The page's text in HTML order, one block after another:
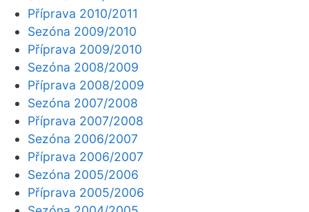
Příprava 2010/2011
Sezóna 2009/2010
Příprava 2009/2010
Sezóna 2008/2009
Příprava 2008/2009
Sezóna 2007/2008
Příprava 2007/2008
Sezóna 2006/2007
Příprava 2006/2007
Sezóna 2005/2006
Příprava 2005/2006